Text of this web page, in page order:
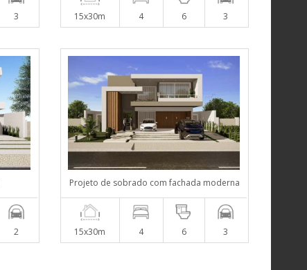
3 15x30m 4 6 3
2
Projeto de sobrado com fachada moderna
15x30m 4 6 3